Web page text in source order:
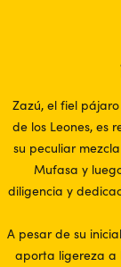
Zazú, el fiel
de los Leones, es
su peculiar
Mufasa y
diligencia y
A pesar de su
aporta ligereza a